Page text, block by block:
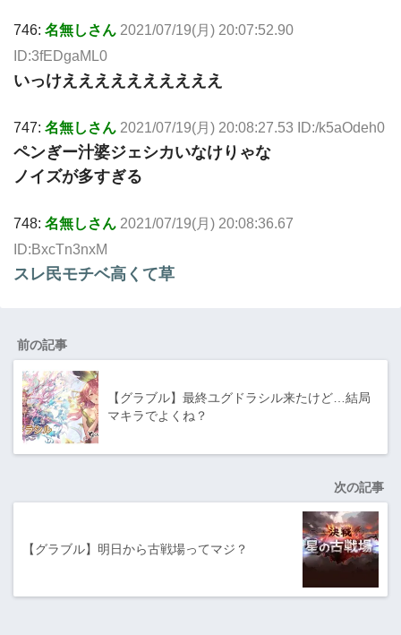
746: 名無しさん 2021/07/19(月) 20:07:52.90
ID:3fEDgaML0
いっけええええええええええ
747: 名無しさん 2021/07/19(月) 20:08:27.53 ID:/k5aOdeh0
ペンぎー汁婆ジェシカいなけりゃな
ノイズが多すぎる
748: 名無しさん 2021/07/19(月) 20:08:36.67
ID:BxcTn3nxM
スレ民モチベ高くて草
前の記事
【グラブル】最終ユグドラシル来たけど…結局
マキラでよくね？
次の記事
【グラブル】明日から古戦場ってマジ？